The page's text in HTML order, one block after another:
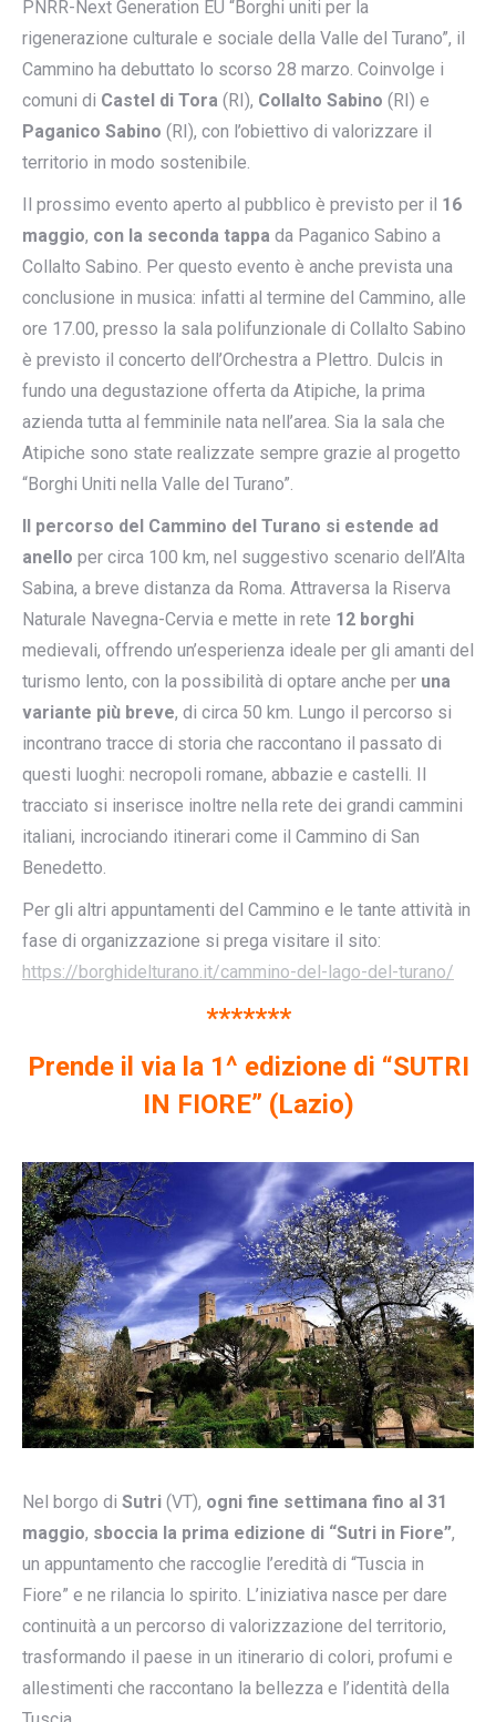
PNRR-Next Generation EU “Borghi uniti per la
rigenerazione culturale e sociale della Valle del Turano”, il
Cammino ha debuttato lo scorso 28 marzo. Coinvolge i
comuni di Castel di Tora (RI), Collalto Sabino (RI) e
Paganico Sabino (RI), con l’obiettivo di valorizzare il
territorio in modo sostenibile.
Il prossimo evento aperto al pubblico è previsto per il 16
maggio, con la seconda tappa da Paganico Sabino a
Collalto Sabino. Per questo evento è anche prevista una
conclusione in musica: infatti al termine del Cammino, alle
ore 17.00, presso la sala polifunzionale di Collalto Sabino
è previsto il concerto dell’Orchestra a Plettro. Dulcis in
fundo una degustazione offerta da Atipiche, la prima
azienda tutta al femminile nata nell’area. Sia la sala che
Atipiche sono state realizzate sempre grazie al progetto
“Borghi Uniti nella Valle del Turano”.
Il percorso del Cammino del Turano si estende ad
anello per circa 100 km, nel suggestivo scenario dell’Alta
Sabina, a breve distanza da Roma. Attraversa la Riserva
Naturale Navegna-Cervia e mette in rete 12 borghi
medievali, offrendo un’esperienza ideale per gli amanti del
turismo lento, con la possibilità di optare anche per una
variante più breve, di circa 50 km. Lungo il percorso si
incontrano tracce di storia che raccontano il passato di
questi luoghi: necropoli romane, abbazie e castelli. Il
tracciato si inserisce inoltre nella rete dei grandi cammini
italiani, incrociando itinerari come il Cammino di San
Benedetto.
Per gli altri appuntamenti del Cammino e le tante attività in
fase di organizzazione si prega visitare il sito:
https://borghidelturano.it/cammino-del-lago-del-turano/
*******
Prende il via la 1^ edizione di “SUTRI
IN FIORE” (Lazio)
Nel borgo di Sutri (VT), ogni fine settimana fino al 31
maggio, sboccia la prima edizione di “Sutri in Fiore”,
un appuntamento che raccoglie l’eredità di “Tuscia in
Fiore” e ne rilancia lo spirito. L’iniziativa nasce per dare
continuità a un percorso di valorizzazione del territorio,
trasformando il paese in un itinerario di colori, profumi e
allestimenti che raccontano la bellezza e l’identità della